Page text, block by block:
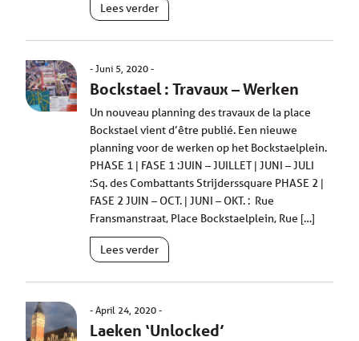
Lees verder
Juni 5, 2020
Bockstael : Travaux – Werken
Un nouveau planning des travaux de la place
Bockstael vient d’être publié. Een nieuwe
planning voor de werken op het Bockstaelplein.
PHASE 1 | FASE 1 :JUIN – JUILLET | JUNI – JULI
:Sq. des Combattants Strijderssquare PHASE 2 |
FASE 2 JUIN – OCT. | JUNI – OKT. : Rue
Fransmanstraat, Place Bockstaelplein, Rue […]
Lees verder
April 24, 2020
Laeken ‘Unlocked’